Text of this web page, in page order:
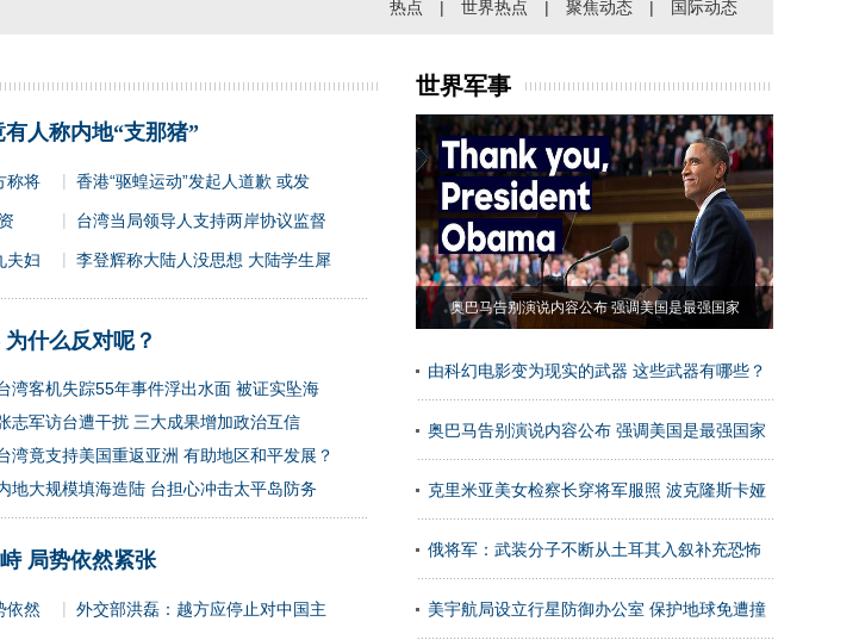
热点 | 世界热点 | 聚焦动态 | 国际动态
人称内地“支那猪”
称将 | 香港“驱蝗运动”发起人道歉 或发
| 台湾当局领导人支持两岸协议监督
夫妇 | 李登辉称大陆人没思想 大陆学生犀
什么反对呢？
湾客机失踪55年事件浮出水面 被证实坠海
志军访台遭干扰 三大成果增加政治互信
湾竟支持美国重返亚洲 有助地区和平发展？
地大规模填海造陆 台担心冲击太平岛防务
局势依然紧张
依然 | 外交部洪磊：越方应停止对中国主
世界军事
奥巴马告别演说内容公布 强调美国是最强国家
由科幻电影变为现实的武器 这些武器有哪些？
奥巴马告别演说内容公布 强调美国是最强国家
克里米亚美女检察长穿将军服照 波克隆斯卡娅
个人资
俄将军：武装分子不断从土耳其入叙补充恐怖
武装
美宇航局设立行星防御办公室 保护地球免遭撞